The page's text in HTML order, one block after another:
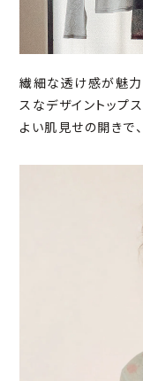
繊細な透け感が魅力
スなデザイントップ
よい肌見せの開きで